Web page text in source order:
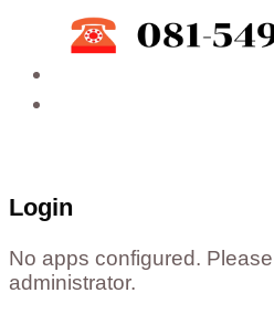
Login
No apps configured.
administrator.